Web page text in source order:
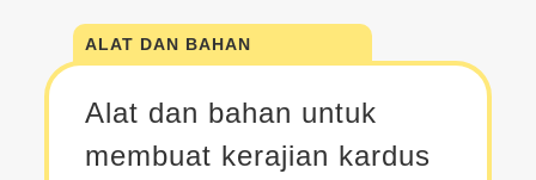
ALAT DAN BAHAN
Alat dan bahan untuk
membuat kerajian kardus